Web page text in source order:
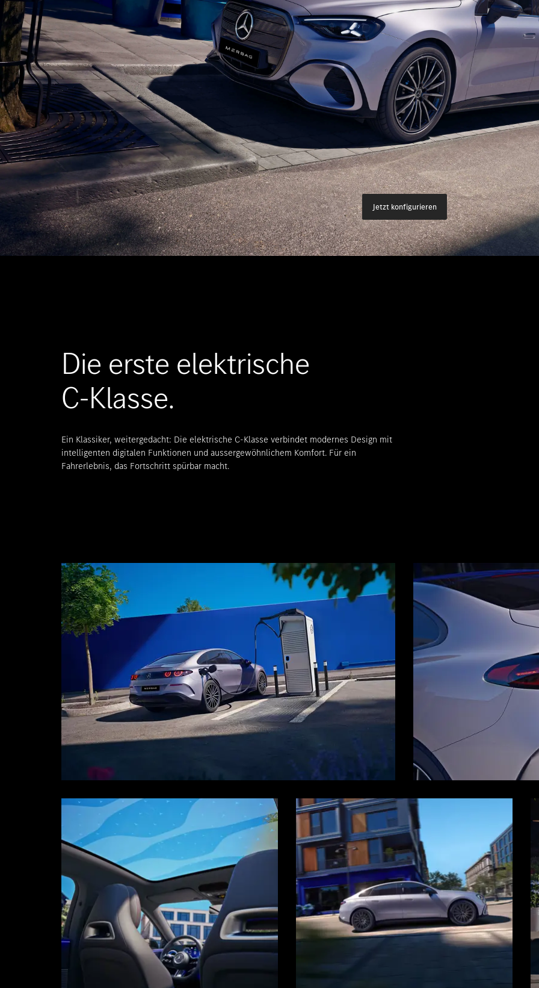
Mercedes-AMG
smart
Probefahrt anfragen
Online-Konfigurator
Leasing & Finanzierung
Mercedes-Benz Serviceprogramme
AMG Performance Center
Mercedes-Benz Certified Gebrauchtwagen
Ersatzteile für
Mercedes-Benz Classic
Offizieller HK-
Mobile Service
Collection Online
Veredelung & Tuning
Hilfe bei einem Unfall
Mercedes-Benz
Mercedes me connect
Ihr
Jetzt konfigurieren
Die erste elektrische
C-Klasse.
Ein Klassiker, weitergedacht: Die elektrische C-Klasse verbindet modernes Design mit
intelligenten digitalen Funktionen und aussergewöhnlichem Komfort. Für ein
Fahrerlebnis, das Fortschritt spürbar macht.